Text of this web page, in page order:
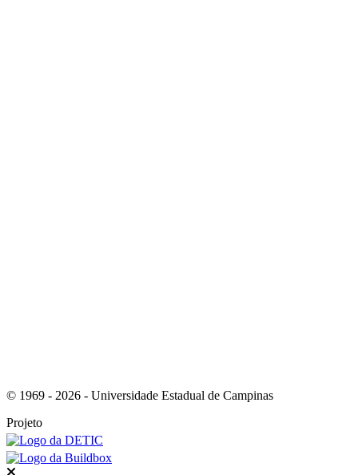
© 1969 - 2026 - Universidade Estadual de Campinas
Projeto